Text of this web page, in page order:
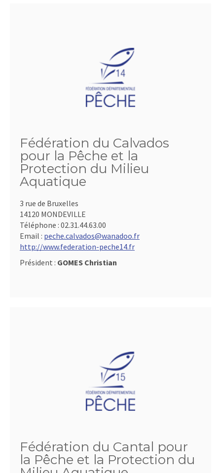
Fédération du Calvados
pour la Pêche et la
Protection du Milieu
Aquatique
3 rue de Bruxelles
14120 MONDEVILLE
Téléphone : 02.31.44.63.00
Email : peche.calvados@wanadoo.fr
http://www.federation-peche14.fr
Président : GOMES Christian
Fédération du Cantal pour
la Pêche et la Protection du